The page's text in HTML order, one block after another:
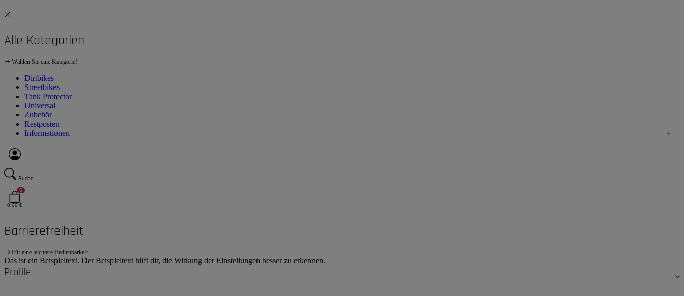
Alle Kategorien
Wählen Sie eine Kategorie!
Dirtbikes
Streetbikes
Tank Protector
Universal
Zubehör
Restposten
Informationen
Suche
0
0,00 €
Barrierefreiheit
Für eine leichtere Bedienbarkeit
Das ist ein Beispieltext. Der Beispieltext hilft dir, die Wirkung der Einstellungen besser zu erkennen.
Profile